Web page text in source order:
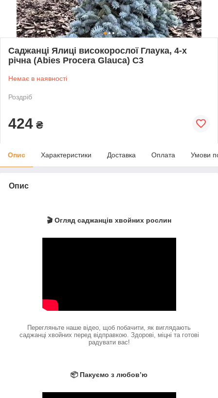
Саджанці Ялиці високорослої Глаука, 4-х
річна (Abies Procera Glauca) С3
Немає в наявності
Роздріб
424 ₴
Опис Характеристики Доставка Оплата Умови
Опис
🎬 Огляд саджанців хвойних рослин
Перегляньте наше відео, щоб побачити, як виглядають
саджанці хвойних перед відправкою. Здорові, міцні та готові
радувати вас!
📦 Пакуємо з любов’ю